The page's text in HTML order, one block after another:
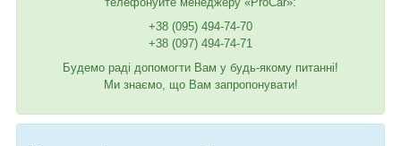
+38 (095) 494-74-70
+38 (097) 494-74-71
Будемо раді допомогти Вам у будь-якому питанні!
Ми знаємо, що Вам запропонувати!